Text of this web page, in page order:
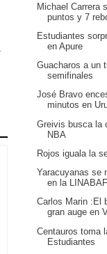
Michael Carrera
puntos y 7
Estudiantes
en Apure
Guacharos a un
semifinales
José Bravo
minutos en
Greivis busca la
NBA
Rojos iguala la
Yaracuyanas se
en la
Carlos Marin :El
gran auge en
Centauros toma
Estudiantes